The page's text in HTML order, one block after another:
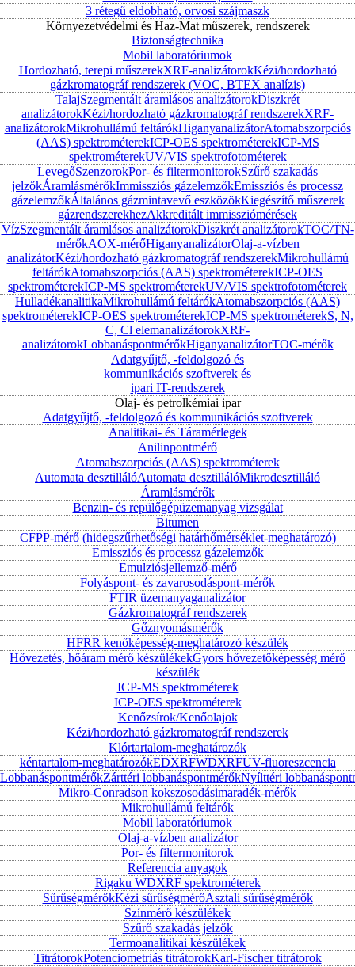
3 rétegű eldobható, orvosi szájmaszk
Környezetvédelmi és Haz-Mat műszerek, rendszerek
Biztonságtechnika
Mobil laboratóriumok
Hordozható, terepi műszerekXRF-analizátorokKézi/hordozható
gázkromatográf rendszerek (VOC, BTEX analízis)
TalajSzegmentált áramlásos analizátorokDiszkrét
analizátorokKézi/hordozható gázkromatográf rendszerekXRF-
analizátorokMikrohullámú feltárókHiganyanalizátorAtomabszorpciós
(AAS) spektrométerekICP-OES spektrométerekICP-MS
spektrométerekUV/VIS spektrofotométerek
LevegőSzenzorokPor- és filtermonitorokSzűrő szakadás
jelzőkÁramlásmérőkImmissziós gázelemzőkEmissziós és processz
gázelemzőkÁltalános gázmintavevő eszközökKiegészítő műszerek
gázrendszerekhezAkkreditált immissziómérések
VízSzegmentált áramlásos analizátorokDiszkrét analizátorokTOC/TN-
mérőkAOX-mérőHiganyanalizátorOlaj-a-vízben
analizátorKézi/hordozható gázkromatográf rendszerekMikrohullámú
feltárókAtomabszorpciós (AAS) spektrométerekICP-OES
spektrométerekICP-MS spektrométerekUV/VIS spektrofotométerek
HulladékanalitikaMikrohullámú feltárókAtomabszorpciós (AAS)
spektrométerekICP-OES spektrométerekICP-MS spektrométerekS, N,
C, Cl elemanalizátorokXRF-
analizátorokLobbanáspontmérőkHiganyanalizátorTOC-mérők
Adatgyűjtő, -feldolgozó és
kommunikációs szoftverek és
ipari IT-rendszerek
Olaj- és petrolkémiai ipar
Adatgyűjtő, -feldolgozó és kommunikációs szoftverek
Analitikai- és Táramérlegek
Anilinpontmérő
Atomabszorpciós (AAS) spektrométerek
Automata desztillálóAutomata desztillálóMikrodesztilláló
Áramlásmérők
Benzin- és repülőgépüzemanyag vizsgálat
Bitumen
CFPP-mérő (hidegszűrhetőségi határhőmérséklet-meghatározó)
Emissziós és processz gázelemzők
Emulziósjellemző-mérő
Folyáspont- és zavarosodáspont-mérők
FTIR üzemanyaganalizátor
Gázkromatográf rendszerek
Gőznyomásmérők
HFRR kenőképesség-meghatározó készülék
Hővezetés, hőáram mérő készülékekGyors hővezetőképesség mérő
készülék
ICP-MS spektrométerek
ICP-OES spektrométerek
Kenőzsírok/Kenőolajok
Kézi/hordozható gázkromatográf rendszerek
Klórtartalom-meghatározók
kéntartalom-meghatározókEDXRFWDXRFUV-fluoreszcencia
LobbanáspontmérőkZárttéri lobbanáspontmérőkNyílttéri
Mikro-Conradson kokszosodásimaradék-mérők
Mikrohullámú feltárók
Mobil laboratóriumok
Olaj-a-vízben analizátor
Por- és filtermonitorok
Referencia anyagok
Rigaku WDXRF spektrométerek
SűrűségmérőkKézi sűrűségmérőAsztali sűrűségmérők
Színmérő készülékek
Szűrő szakadás jelzők
Termoanalitikai készülékek
TitrátorokPotenciometriás titrátorokKarl-Fischer titrátorok